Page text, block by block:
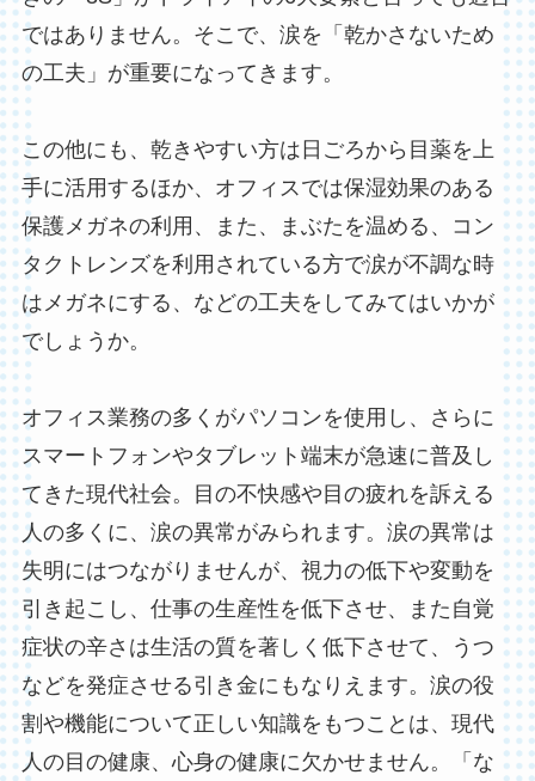
ではありません。そこで、涙を「乾かさないため
の工夫」が重要になってきます。
この他にも、乾きやすい方は日ごろから目薬を上
手に活用するほか、オフィスでは保湿効果のある
保護メガネの利用、また、まぶたを温める、コン
タクトレンズを利用されている方で涙が不調な時
はメガネにする、などの工夫をしてみてはいかが
でしょうか。
オフィス業務の多くがパソコンを使用し、さらに
スマートフォンやタブレット端末が急速に普及し
てきた現代社会。目の不快感や目の疲れを訴える
人の多くに、涙の異常がみられます。涙の異常は
失明にはつながりませんが、視力の低下や変動を
引き起こし、仕事の生産性を低下させ、また自覚
症状の辛さは生活の質を著しく低下させて、うつ
などを発症させる引き金にもなりえます。涙の役
割や機能について正しい知識をもつことは、現代
人の目の健康、心身の健康に欠かせません。「な